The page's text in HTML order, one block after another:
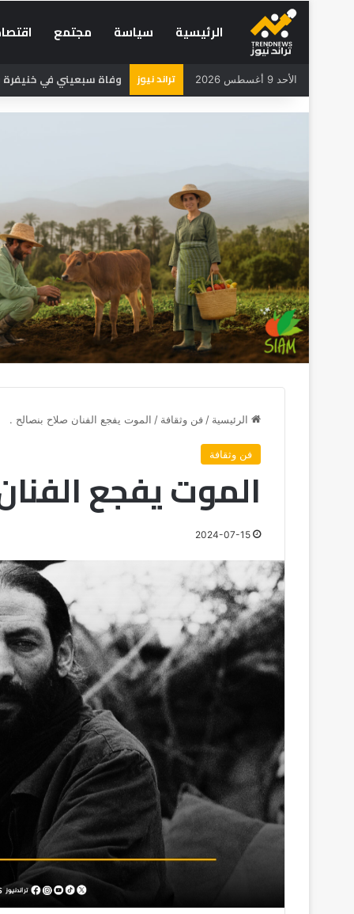
الرئيسية سياسة مجتمع
الأحد 9 أغسطس 2026 تراند نيوز وفاة سبعيني في خنيفرة
الرئيسية / فن وثقافة / الموت يفجع الفنان صلاح بنصالح .
فن وثقافة
الموت يفجع
2024-07-15